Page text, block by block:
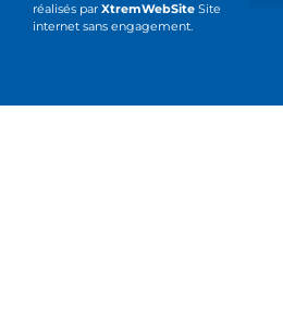
réalisés par XtremWebSite Site
internet sans engagement.